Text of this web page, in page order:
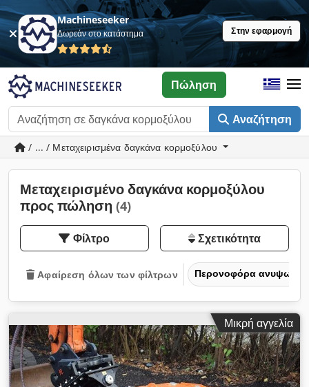
Machineseeker
Δωρεάν στο κατάστημα Στην εφαρμογή
Αναζήτηση
Πώληση
/ ... / Μεταχειρισμένα δαγκάνα κορμοξύλου
Μεταχειρισμένο δαγκάνα κορμοξύλου
προς πώληση (4)
Φίλτρο Σχετικότητα
Αφαίρεση όλων των φίλτρων Περονοφόρα
Μικρή αγγελία